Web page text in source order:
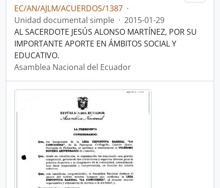
EC/AN/AJLM/ACUERDOS/1387 ·
Unidad documental simple · 2015-01-29
AL SACERDOTE JESÚS ALONSO MARTÍNEZ, POR SU
IMPORTANTE APORTE EN ÁMBITOS SOCIAL Y
EDUCATIVO.
Asamblea Nacional del Ecuador